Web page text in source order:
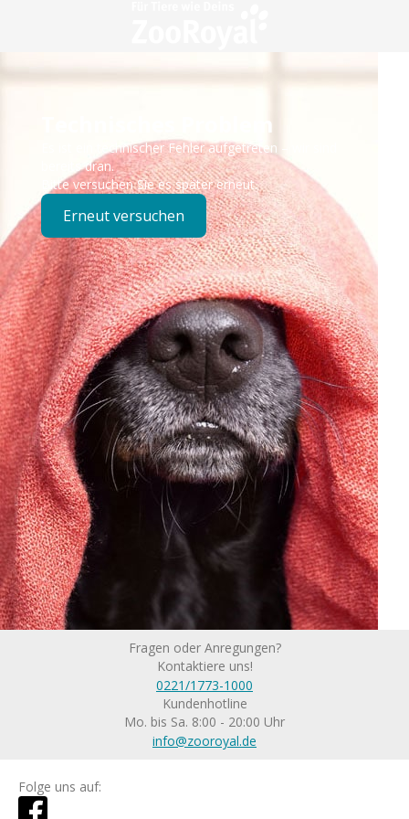
Technisches Problem
Es ist ein technischer Fehler aufgetreten – wir sind
bereits dran.
Bitte versuchen Sie es später erneut.
Erneut versuchen
Fragen oder Anregungen?
Kontaktiere uns!
0221/1773-1000
Kundenhotline
Mo. bis Sa. 8:00 - 20:00 Uhr
info@zooroyal.de
Folge uns auf: